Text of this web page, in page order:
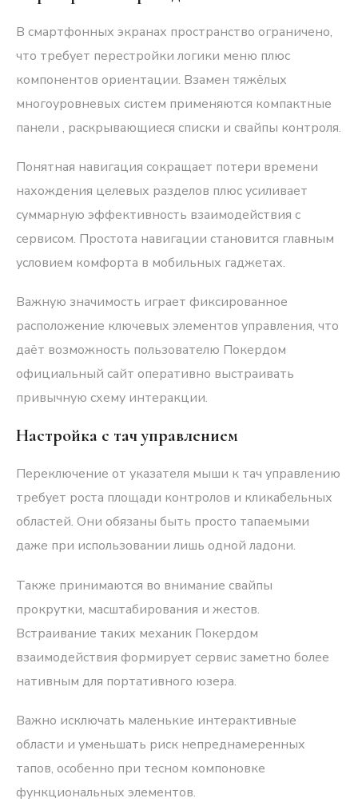
В смартфонных экранах пространство ограничено,
что требует перестройки логики меню плюс
компонентов ориентации. Взамен тяжёлых
многоуровневых систем применяются компактные
панели , раскрывающиеся списки и свайпы контроля.
Понятная навигация сокращает потери времени
нахождения целевых разделов плюс усиливает
суммарную эффективность взаимодействия с
сервисом. Простота навигации становится главным
условием комфорта в мобильных гаджетах.
Важную значимость играет фиксированное
расположение ключевых элементов управления, что
даёт возможность пользователю Покердом
официальный сайт оперативно выстраивать
привычную схему интеракции.
Настройка с тач управлением
Переключение от указателя мыши к тач управлению
требует роста площади контролов и кликабельных
областей. Они обязаны быть просто тапаемыми
даже при использовании лишь одной ладони.
Также принимаются во внимание свайпы
прокрутки, масштабирования и жестов.
Встраивание таких механик Покердом
взаимодействия формирует сервис заметно более
нативным для портативного юзера.
Важно исключать маленькие интерактивные
области и уменьшать риск непреднамеренных
тапов, особенно при тесном компоновке
функциональных элементов.